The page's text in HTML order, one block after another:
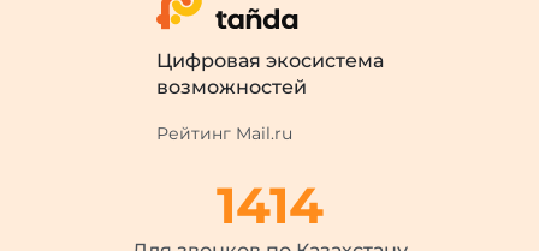
Цифровая экосистема
возможностей
Рейтинг Mail.ru
1414